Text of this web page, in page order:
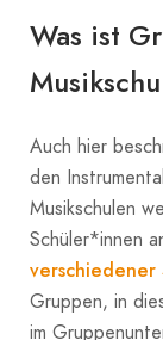
Was ist
Auch hier
den
Musikschulen
Schüler*innen
verschiedener
Gruppen, in
im